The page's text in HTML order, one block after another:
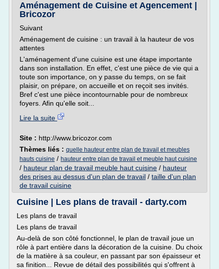
Aménagement de Cuisine et Agencement |
Bricozor
Suivant
Aménagement de cuisine : un travail à la hauteur de vos
attentes
L'aménagement d'une cuisine est une étape importante
dans son installation. En effet, c'est une pièce de vie qui a
toute son importance, on y passe du temps, on se fait
plaisir, on prépare, on accueille et on reçoit ses invités.
Bref c'est une pièce incontournable pour de nombreux
foyers. Afin qu'elle soit...
Lire la suite
Site : http://www.bricozor.com
Thèmes liés : quelle hauteur entre plan de travail et meubles
hauts cuisine / hauteur entre plan de travail et meuble haut cuisine
/ hauteur plan de travail meuble haut cuisine / hauteur
des prises au dessus d'un plan de travail / taille d'un plan
de travail cuisine
Cuisine | Les plans de travail - darty.com
Les plans de travail
Les plans de travail
Au-delà de son côté fonctionnel, le plan de travail joue un
rôle à part entière dans la décoration de la cuisine. Du choix
de la matière à sa couleur, en passant par son épaisseur et
sa finition... Revue de détail des possibilités qui s'offrent à